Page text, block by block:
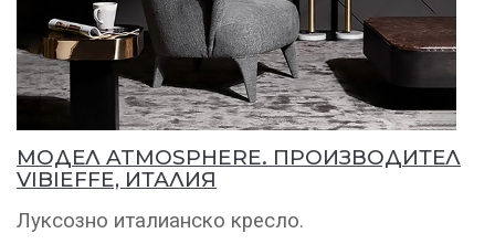
МОДЕЛ ATMOSPHERE. ПРОИЗВОДИТЕЛ
VIBIEFFE, ИТАЛИЯ
Луксозно италианско кресло.